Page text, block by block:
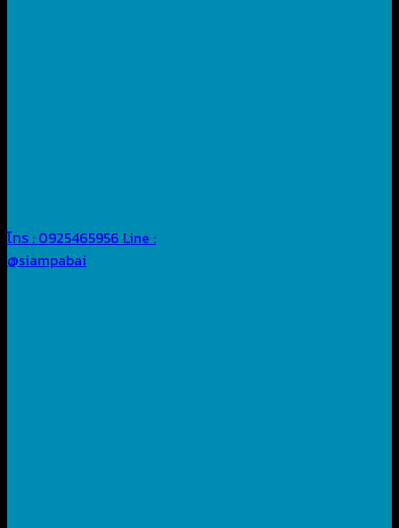
โทร : 0925465956 Line :
@siampabai